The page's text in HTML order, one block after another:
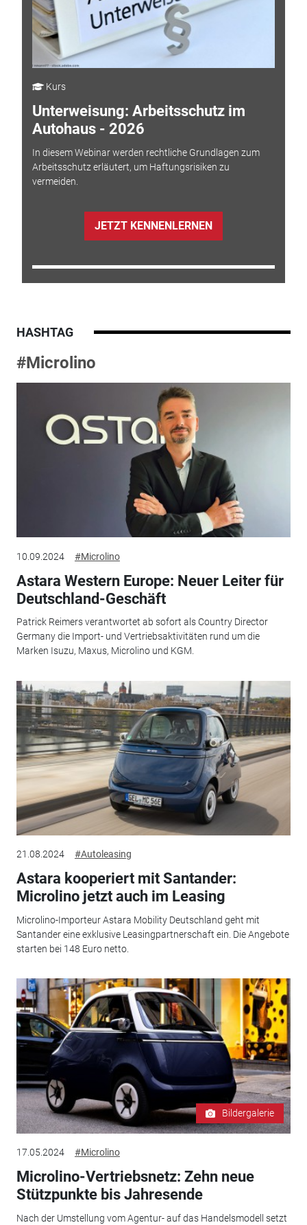
Kurs
Unterweisung: Arbeitsschutz im
Autohaus - 2026
In diesem Webinar werden rechtliche Grundlagen zum
Arbeitsschutz erläutert, um Haftungsrisiken zu
vermeiden.
JETZT KENNENLERNEN
HASHTAG
#Microlino
10.09.2024 #Microlino
Astara Western Europe: Neuer Leiter für
Deutschland-Geschäft
Patrick Reimers verantwortet ab sofort als Country Director
Germany die Import- und Vertriebsaktivitäten rund um die
Marken Isuzu, Maxus, Microlino und KGM.
21.08.2024 #Autoleasing
Astara kooperiert mit Santander:
Microlino jetzt auch im Leasing
Microlino-Importeur Astara Mobility Deutschland geht mit
Santander eine exklusive Leasingpartnerschaft ein. Die Angebote
starten bei 148 Euro netto.
Bildergalerie
17.05.2024 #Microlino
Microlino-Vertriebsnetz: Zehn neue
Stützpunkte bis Jahresende
Nach der Umstellung vom Agentur- auf das Handelsmodell setzt